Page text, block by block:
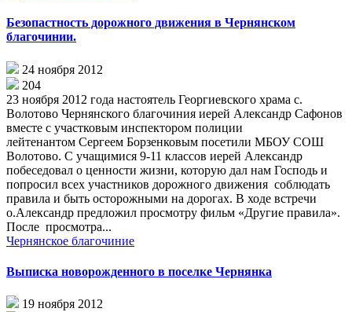
Безопастность дорожного движения в Чернянском
благочинии.
24 ноября 2012
204
23 ноября 2012 года настоятель Георгиевского храма с.
Волотово Чернянского благочиния иерей Александр Сафонов
вместе с участковым инспектором полиции
лейтенантом Сергеем Борзенковым посетили МБОУ СОШ
Волотово. С учащимися 9-11 классов иерей Александр
побеседовал о ценности жизни, которую дал нам Господь и
попросил всех участников дорожного движения соблюдать
правила и быть осторожными на дорогах. В ходе встречи
о.Александр предложил просмотру фильм «Другие правила».
После просмотра...
Чернянское благочиние
Выписка новорожденного в поселке Чернянка
19 ноября 2012